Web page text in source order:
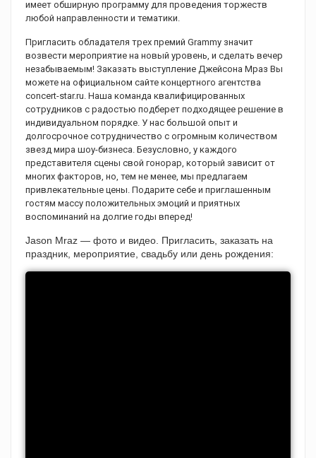
имеет обширную программу для проведения торжеств
любой направленности и тематики.
Пригласить обладателя трех премий Grammy значит
возвести мероприятие на новый уровень, и сделать вечер
незабываемым! Заказать выступление Джейсона Мраз Вы
можете на официальном сайте концертного агентства
concert-star.ru. Наша команда квалифицированных
сотрудников с радостью подберет подходящее решение в
индивидуальном порядке. У нас большой опыт и
долгосрочное сотрудничество с огромным количеством
звезд мира шоу-бизнеса. Безусловно, у каждого
представителя сцены свой гонорар, который зависит от
многих факторов, но, тем не менее, мы предлагаем
привлекательные цены. Подарите себе и приглашенным
гостям массу положительных эмоций и приятных
воспоминаний на долгие годы вперед!
Jason Mraz — фото и видео. Пригласить, заказать на
праздник, мероприятие, свадьбу или день рождения: